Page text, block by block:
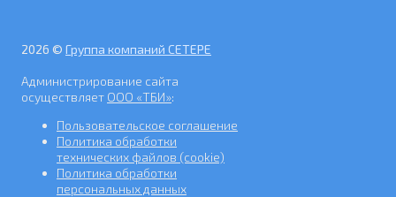
2026 © Группа компаний СЕТЕРЕ
Администрирование сайта
осуществляет ООО «ТБИ»:
Пользовательское соглашение
Политика обработки
технических файлов (cookie)
Политика обработки
персональных данных